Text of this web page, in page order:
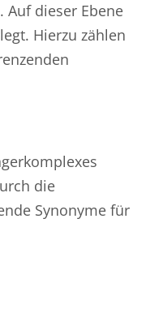
Auf dieser Ebene
Hierzu zählen
die
Synonyme für